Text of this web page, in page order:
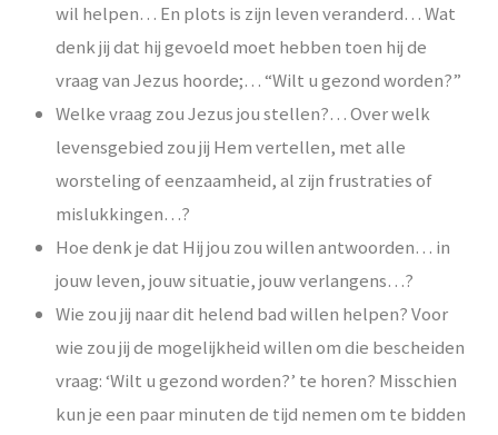
wil helpen… En plots is zijn leven veranderd… Wat
denk jij dat hij gevoeld moet hebben toen hij de
vraag van Jezus hoorde;… “Wilt u gezond worden?”
Welke vraag zou Jezus jou stellen?… Over welk
levensgebied zou jij Hem vertellen, met alle
worsteling of eenzaamheid, al zijn frustraties of
mislukkingen…?
Hoe denk je dat Hij jou zou willen antwoorden… in
jouw leven, jouw situatie, jouw verlangens…?
Wie zou jij naar dit helend bad willen helpen? Voor
wie zou jij de mogelijkheid willen om die bescheiden
vraag: ‘Wilt u gezond worden?’ te horen? Misschien
kun je een paar minuten de tijd nemen om te bidden